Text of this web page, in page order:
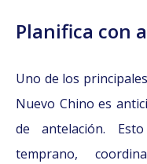
Planifica con
Uno de los
Nuevo Chino es
de antelación.
temprano,